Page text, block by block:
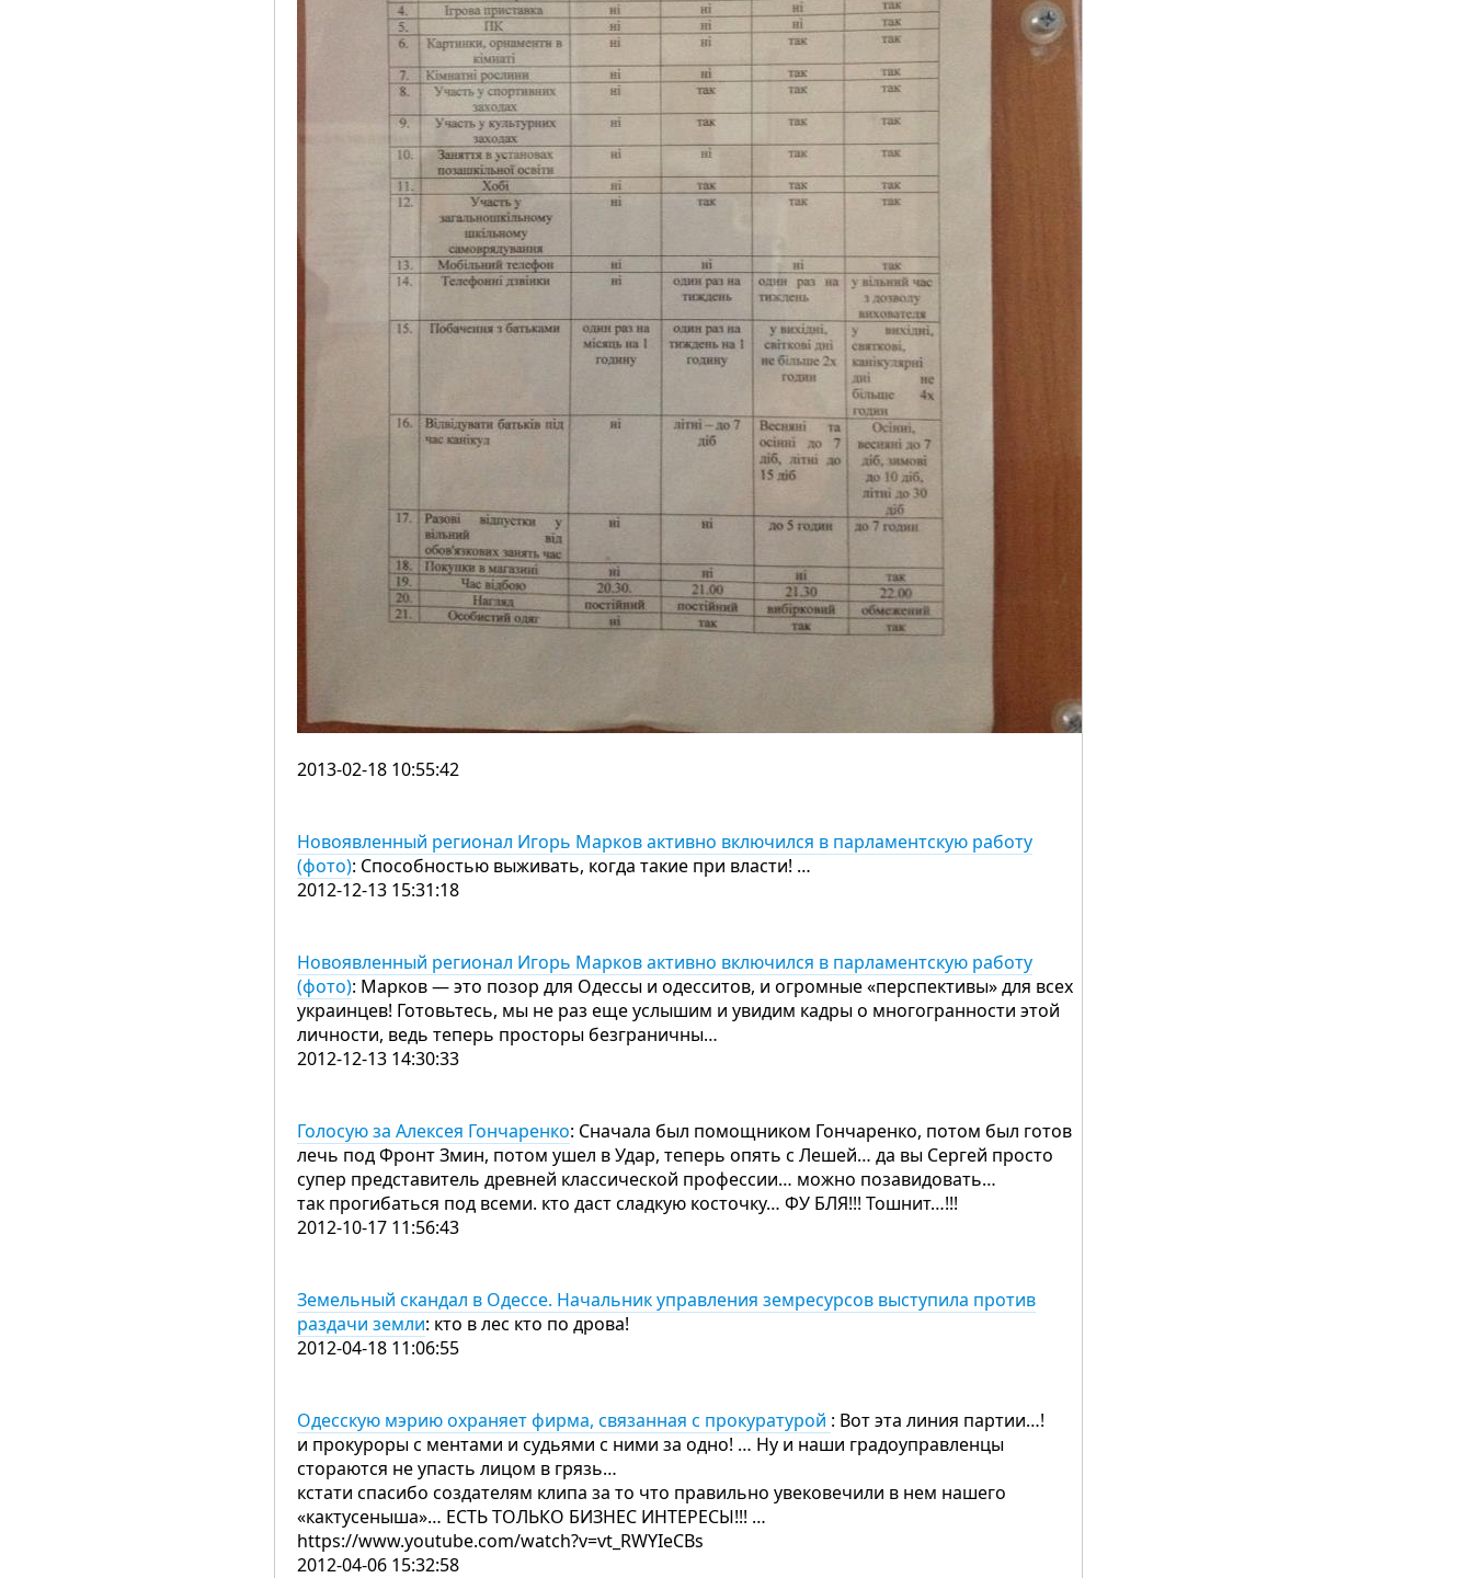
2013-02-18 10:55:42
Новоявленный регионал Игорь Марков активно включился в парламентскую работу
(фото): Способностью выживать, когда такие при власти! …
2012-12-13 15:31:18
Новоявленный регионал Игорь Марков активно включился в парламентскую работу
(фото): Марков — это позор для Одессы и одесситов, и огромные «перспективы» для всех
украинцев! Готовьтесь, мы не раз еще услышим и увидим кадры о многогранности этой
личности, ведь теперь просторы безграничны…
2012-12-13 14:30:33
Голосую за Алексея Гончаренко: Сначала был помощником Гончаренко, потом был готов
лечь под Фронт Змин, потом ушел в Удар, теперь опять с Лешей… да вы Сергей просто
супер представитель древней классической профессии… можно позавидовать…
так прогибаться под всеми. кто даст сладкую косточку… ФУ БЛЯ!!! Тошнит…!!!
2012-10-17 11:56:43
Земельный скандал в Одессе. Начальник управления земресурсов выступила против
раздачи земли: кто в лес кто по дрова!
2012-04-18 11:06:55
Одесскую мэрию охраняет фирма, связанная с прокуратурой : Вот эта линия партии…!
и прокуроры с ментами и судьями с ними за одно! … Ну и наши градоуправленцы
стораются не упасть лицом в грязь…
кстати спасибо создателям клипа за то что правильно увековечили в нем нашего
«кактусеныша»… ЕСТЬ ТОЛЬКО БИЗНЕС ИНТЕРЕСЫ!!! …
https://www.youtube.com/watch?v=vt_RWYIeCBs
2012-04-06 15:32:58